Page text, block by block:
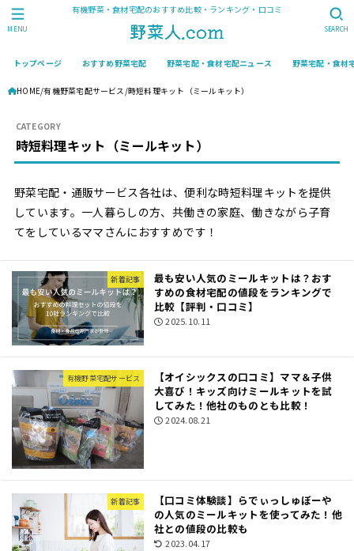
有機野菜・食材宅配のおすすめ比較・ランキング・口コミ
トップページ おすすめ野菜宅配 野菜宅配・食材宅配ニュース 野菜宅配・食材
SEARCH
MENU
HOME 有機野菜宅配サービス 時短料理キット（ミールキット）
時短料理キット（ミールキット）
野菜宅配・通販サービス各社は、便利な時短料理キットを提供
しています。一人暮らしの方、共働きの家庭、働きながら子育
てをしているママさんにおすすめです！
新着記事
最も安い人気のミールキットは？おす
すめの食材宅配の値段をランキングで
比較【評判・口コミ】
2025.10.11
有機野菜宅配サービス
【オイシックスの口コミ】ママ＆子供
大喜び！キッズ向けミールキットを試
してみた！他社のものとも比較！
2024.08.21
新着記事
【口コミ体験談】らでぃっしゅぼーや
の人気のミールキットを使ってみた！他
社との値段の比較も
2023.04.17